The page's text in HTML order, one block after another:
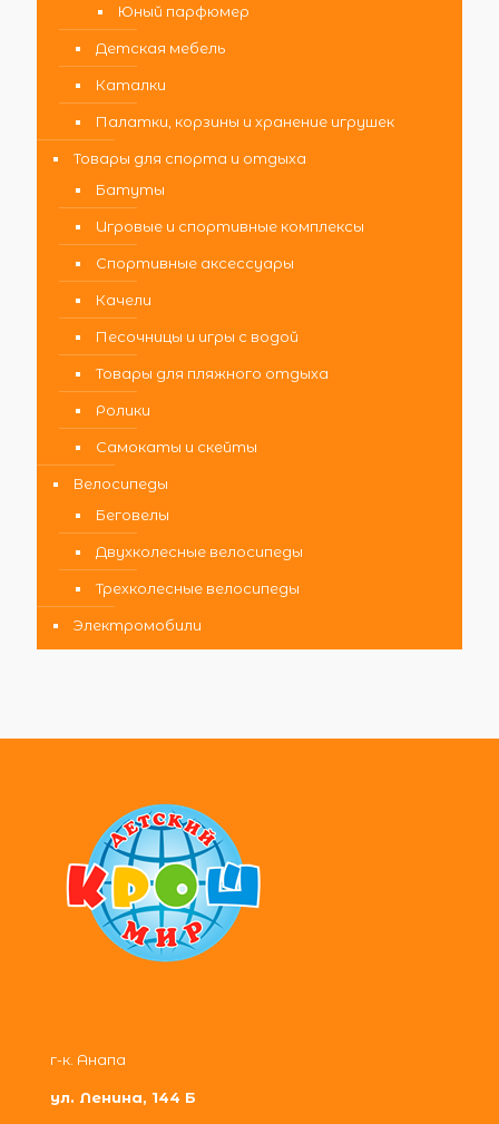
Юный парфюмер
Детская мебель
Каталки
Палатки, корзины и хранение игрушек
Товары для спорта и отдыха
Батуты
Игровые и спортивные комплексы
Спортивные аксессуары
Качели
Песочницы и игры с водой
Товары для пляжного отдыха
Ролики
Самокаты и скейты
Велосипеды
Беговелы
Двухколесные велосипеды
Трехколесные велосипеды
Электромобили
г-к. Анапа
ул. Ленина, 144 Б